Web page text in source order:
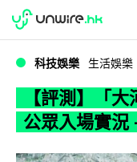
WWDC 2026
科技娛樂 生活娛樂
【評測】「
公眾入場實況